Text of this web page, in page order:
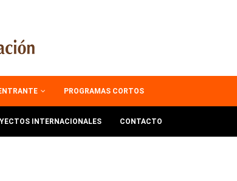
PROGRAMAS CORTOS
INTERNACIONALES CONTACTO